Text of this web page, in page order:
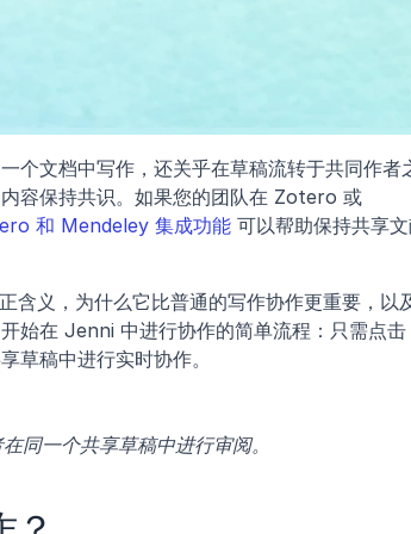
个文档中写作，还关乎在草稿流转于共同作者
容保持共识。如果您的团队在 Zotero 或
和 Mendeley 集成功能 可以帮助保持共享
含义，为什么它比普通的写作协作更重要，以
草稿中进行实时协作。
同一个共享草稿中进行审阅。